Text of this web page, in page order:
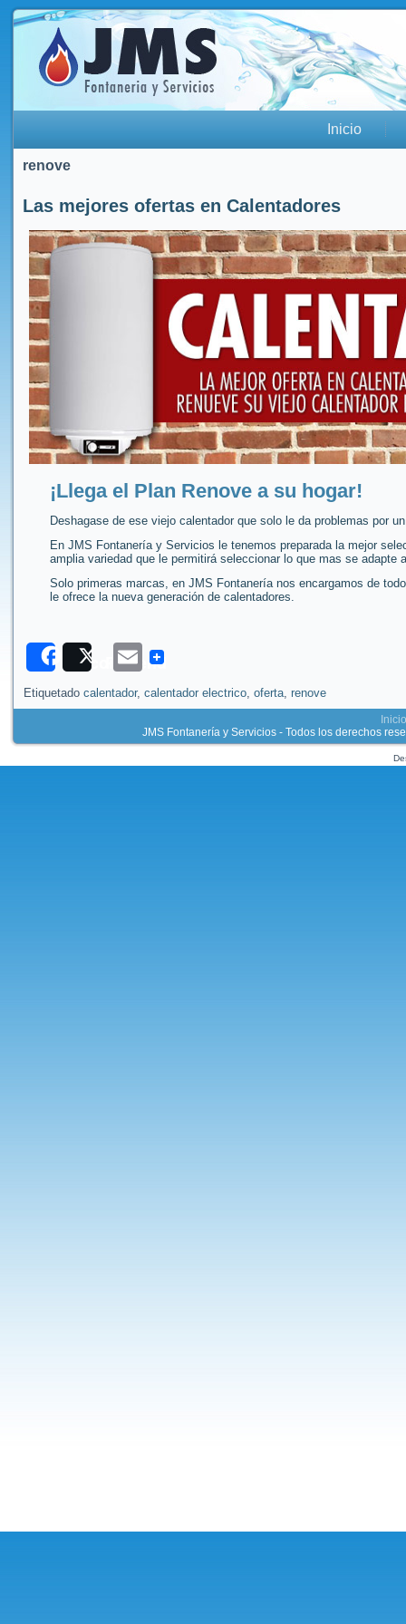
Inicio
renove
Las mejores ofertas en Calentadores
¡Llega el Plan Renove a su hogar!
Deshagase de ese viejo calentador que solo le da problemas por
En JMS Fontanería y Servicios le tenemos preparada la mejor
amplia variedad que le permitirá seleccionar lo que mas se adapte
Solo primeras marcas, en JMS Fontanería nos encargamos de
le ofrece la nueva generación de calentadores.
Recommend
Post Email
Etiquetado calentador, calentador electrico, oferta, renove
Inicio
JMS Fontanería y Servicios - Todos los derechos